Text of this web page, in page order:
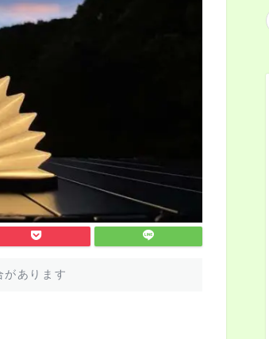
があります